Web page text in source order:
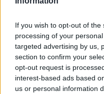
If you wish to opt-out of
processing of your
targeted advertising by us,
section to confirm your
opt-out request is
interest-based ads based
us or personal information
Aiuti di Stato e
Apennine Energy S.p.a.
contributo pubblico per